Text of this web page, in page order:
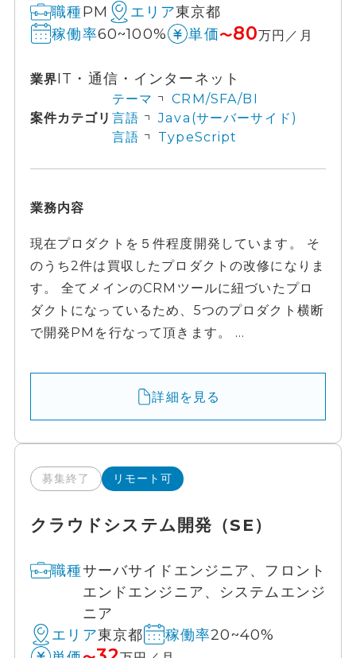
職種PM エリア東京都
稼働率60~100% 単価〜80万円／月
業界IT・通信・インターネット
案件カテゴリ
テーマ
CRM/SFA/BI
言語
Java(サーバーサイド)
言語
TypeScript
業務内容
現在プロダクトを５件程度開発しています。 そ
のうち2件は買収したプロダクトの改修になりま
す。 全てメインのCRMツールに紐づいたプロ
ダクトになっているため、5つのプロダクト横断
で開発PMを行なって頂きます。 ...
詳細を見る
募集終了 リモート可
クラウドシステム開発（SE）
職種サーバサイドエンジニア、フロント
エンドエンジニア、システムエンジ
ニア
エリア東京都 稼働率20~40%